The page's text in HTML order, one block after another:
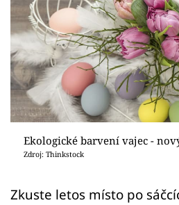
Zahrada
Design
Sledujte prima+
Přihlášení
Ekologické barvení vajec -
Zdroj: Thinkstock
Zkuste letos místo po